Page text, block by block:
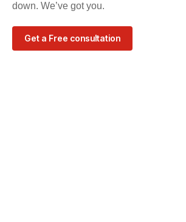
down. We’ve got you.
Get a Free consultation